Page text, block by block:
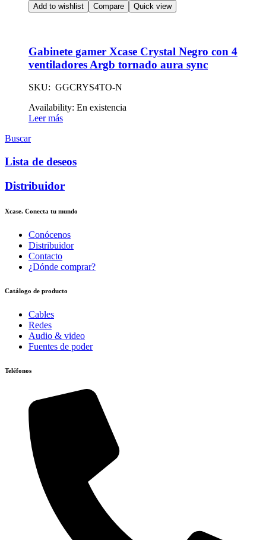
Add to wishlist Compare Quick view
Gabinete gamer Xcase Crystal Negro con 4
ventiladores Argb tornado aura sync
SKU: GGCRYS4TO-N
Availability: En existencia
Leer más
Buscar
Lista de deseos
Distribuidor
Xcase. Conecta tu mundo
Conócenos
Distribuidor
Contacto
¿Dónde comprar?
Catálogo de producto
Cables
Redes
Audio & video
Fuentes de poder
Teléfonos